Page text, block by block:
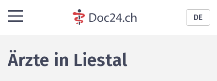
DE
Ärzte in Liestal